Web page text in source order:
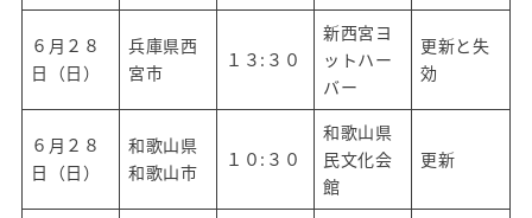
６月２８
日（日）
兵庫県西
宮市
１３:３０
新西宮ヨ
ットハー
バー
更新と失
効
６月２８
日（日）
和歌山県
和歌山市
１０:３０
和歌山県
民文化会
館
更新